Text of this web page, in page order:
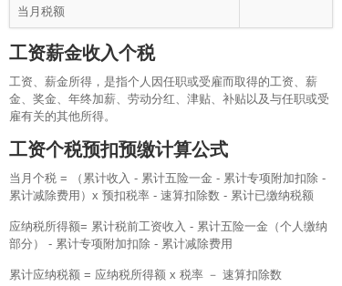
当月税额
工资薪金收入个税
工资、薪金所得，是指个人因任职或受雇而取得的工资、薪
金、奖金、年终加薪、劳动分红、津贴、补贴以及与任职或受
雇有关的其他所得。
工资个税预扣预缴计算公式
当月个税 = （累计收入 - 累计五险一金 - 累计专项附加扣除 -
累计减除费用）x 预扣税率 - 速算扣除数 - 累计已缴纳税额
应纳税所得额= 累计税前工资收入 - 累计五险一金（个人缴纳
部分） - 累计专项附加扣除 - 累计减除费用
累计应纳税额 = 应纳税所得额 x 税率 － 速算扣除数